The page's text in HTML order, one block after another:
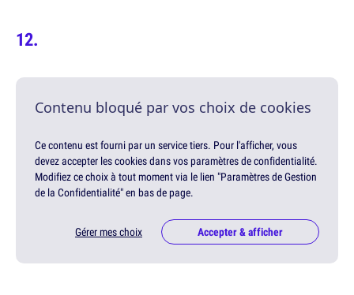
Contenu bloqué par vos choix de cookies
Ce contenu est fourni par un service tiers. Pour l'afficher, vous
devez accepter les cookies dans vos paramètres de confidentialité.
Modifiez ce choix à tout moment via le lien "Paramètres de Gestion
de la Confidentialité" en bas de page.
Gérer mes choix Accepter & afficher